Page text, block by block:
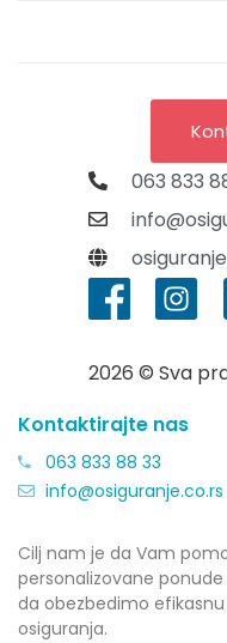
063 833
2026 © Sva
Kontaktirajte nas
063 833 88 33
info@osiguranje.co.rs
Cilj nam je da Vam
personalizovane
da obezbedimo
osiguranja.